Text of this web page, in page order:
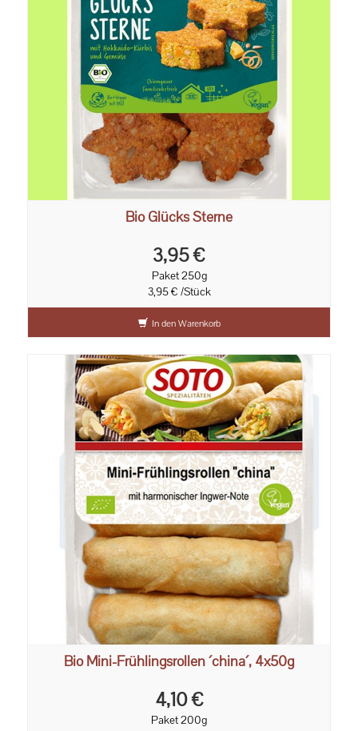
Bio Glücks Sterne
3,95 €
Paket 250g
3,95 € /Stück
In den Warenkorb
Bio Mini-Frühlingsrollen ´china´, 4x50g
4,10 €
Paket 200g